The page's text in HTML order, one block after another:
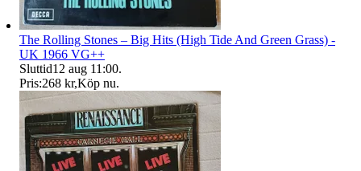
The Rolling Stones – Big Hits (High Tide And Green Grass) -
UK 1966 VG++
Sluttid12 aug 11:00.
Pris:268 kr,Köp nu.